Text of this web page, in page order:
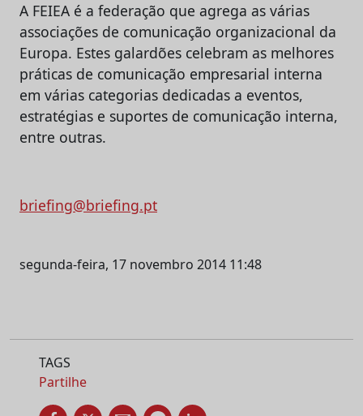
A FEIEA é a federação que agrega as várias
associações de comunicação organizacional da
Europa. Estes galardões celebram as melhores
práticas de comunicação empresarial interna
em várias categorias dedicadas a eventos,
estratégias e suportes de comunicação interna,
entre outras.
briefing@briefing.pt
segunda-feira, 17 novembro 2014 11:48
TAGS
Partilhe